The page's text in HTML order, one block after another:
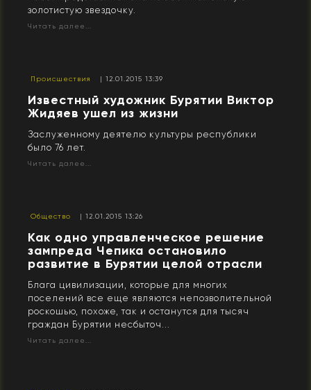
золотистую звездочку.
Читать далее...
Происшествия | 12.01.2015 13:39
Известный художник Бурятии Виктор
Жидяев ушел из жизни
Заслуженному деятелю культуры республики
было 76 лет.
Читать далее...
Общество | 12.01.2015 13:26
Как одно управленческое решение
зампреда Чепика остановило
развитие в Бурятии целой отрасли
Блага цивилизации, которые для многих
поселений все еще являются непозволительной
роскошью, похоже, так и останутся для тысяч
граждан Бурятии несбыточ...
Читать далее...